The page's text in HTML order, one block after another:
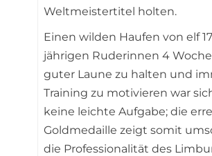
Weltmeistertitel holten.
Einen wilden Haufen von elf
jährigen Ruderinnen 4
guter Laune zu halten und
Training zu motivieren war
keine leichte Aufgabe; die
Goldmedaille zeigt somit
die Professionalität des